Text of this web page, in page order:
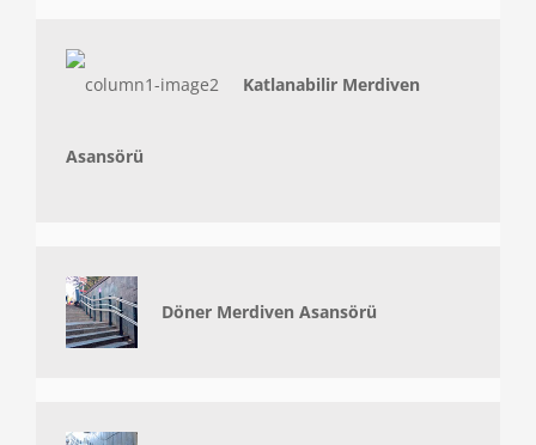
Katlanabilir Merdiven
Asansörü
Döner Merdiven Asansörü